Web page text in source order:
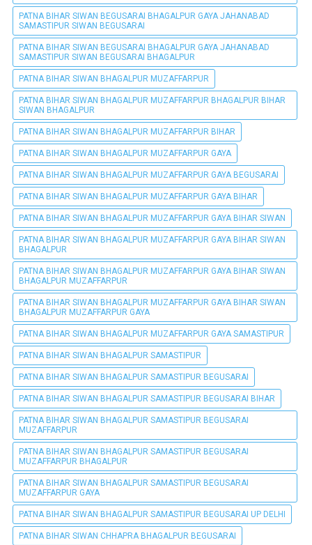
PATNA BIHAR SIWAN BEGUSARAI BHAGALPUR GAYA JAHANABAD
SAMASTIPUR SIWAN BEGUSARAI
PATNA BIHAR SIWAN BEGUSARAI BHAGALPUR GAYA JAHANABAD
SAMASTIPUR SIWAN BEGUSARAI BHAGALPUR
PATNA BIHAR SIWAN BHAGALPUR MUZAFFARPUR
PATNA BIHAR SIWAN BHAGALPUR MUZAFFARPUR BHAGALPUR BIHAR
SIWAN BHAGALPUR
PATNA BIHAR SIWAN BHAGALPUR MUZAFFARPUR BIHAR
PATNA BIHAR SIWAN BHAGALPUR MUZAFFARPUR GAYA
PATNA BIHAR SIWAN BHAGALPUR MUZAFFARPUR GAYA BEGUSARAI
PATNA BIHAR SIWAN BHAGALPUR MUZAFFARPUR GAYA BIHAR
PATNA BIHAR SIWAN BHAGALPUR MUZAFFARPUR GAYA BIHAR SIWAN
PATNA BIHAR SIWAN BHAGALPUR MUZAFFARPUR GAYA BIHAR SIWAN
BHAGALPUR
PATNA BIHAR SIWAN BHAGALPUR MUZAFFARPUR GAYA BIHAR SIWAN
BHAGALPUR MUZAFFARPUR
PATNA BIHAR SIWAN BHAGALPUR MUZAFFARPUR GAYA BIHAR SIWAN
BHAGALPUR MUZAFFARPUR GAYA
PATNA BIHAR SIWAN BHAGALPUR MUZAFFARPUR GAYA SAMASTIPUR
PATNA BIHAR SIWAN BHAGALPUR SAMASTIPUR
PATNA BIHAR SIWAN BHAGALPUR SAMASTIPUR BEGUSARAI
PATNA BIHAR SIWAN BHAGALPUR SAMASTIPUR BEGUSARAI BIHAR
PATNA BIHAR SIWAN BHAGALPUR SAMASTIPUR BEGUSARAI
MUZAFFARPUR
PATNA BIHAR SIWAN BHAGALPUR SAMASTIPUR BEGUSARAI
MUZAFFARPUR BHAGALPUR
PATNA BIHAR SIWAN BHAGALPUR SAMASTIPUR BEGUSARAI
MUZAFFARPUR GAYA
PATNA BIHAR SIWAN BHAGALPUR SAMASTIPUR BEGUSARAI UP DELHI
PATNA BIHAR SIWAN CHHAPRA BHAGALPUR BEGUSARAI